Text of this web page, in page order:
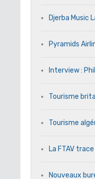
Djerba Music
Pyramids
Interview :
Tourisme
Tourisme
La FTAV
Nouveaux